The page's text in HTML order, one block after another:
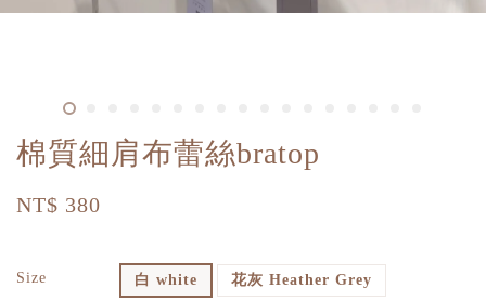
棉質細肩布蕾絲bratop
NT$ 380
Size 白 white 花灰 Heather Grey